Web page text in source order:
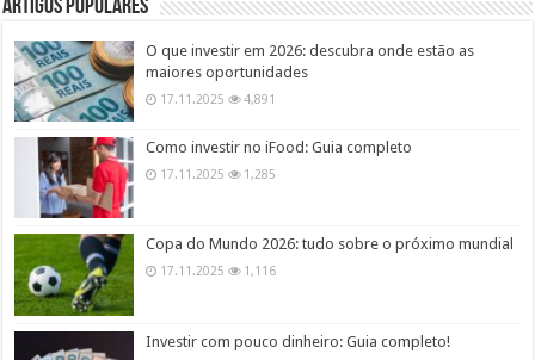
Artigos populares
O que investir em 2026: descubra onde estão as
maiores oportunidades
17.11.2025 4,891
Como investir no iFood: Guia completo
17.11.2025 1,285
Copa do Mundo 2026: tudo sobre o próximo mundial
17.11.2025 1,116
Investir com pouco dinheiro: Guia completo!